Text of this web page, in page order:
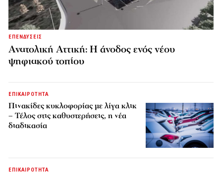
ΕΠΕΝΔΥΣΕΙΣ
Ανατολική Αττική: Η άνοδος ενός νέου
ψηφιακού τοπίου
ΕΠΙΚΑΙΡΟΤΗΤΑ
Πινακίδες κυκλοφορίας με λίγα κλικ
– Τέλος στις καθυστερήσεις, η νέα
διαδικασία
ΕΠΙΚΑΙΡΟΤΗΤΑ